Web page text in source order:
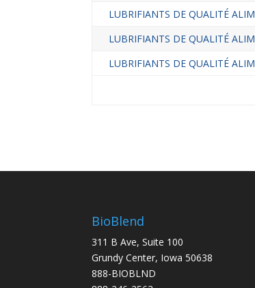
LUBRIFIANTS DE QUALITÉ
LUBRIFIANTS DE QUALITÉ
LUBRIFIANTS DE QUALITÉ
BioBlend
311 B Ave, Suite 100
Grundy Center, Iowa 50638
888-BIOBLND